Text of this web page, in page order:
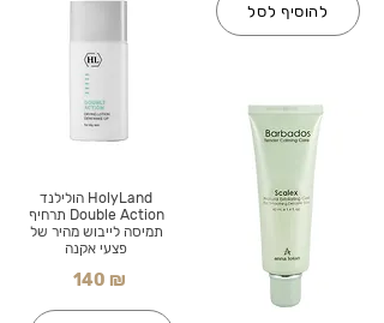
HolyLand הולילנד
Double Action תרחיף
תמיסה לייבוש מהיר של
פצעי אקנה
140 ₪
להוסיף לסל